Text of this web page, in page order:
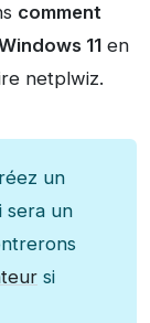
comment
11 en
netplwiz.
un
sera un
si